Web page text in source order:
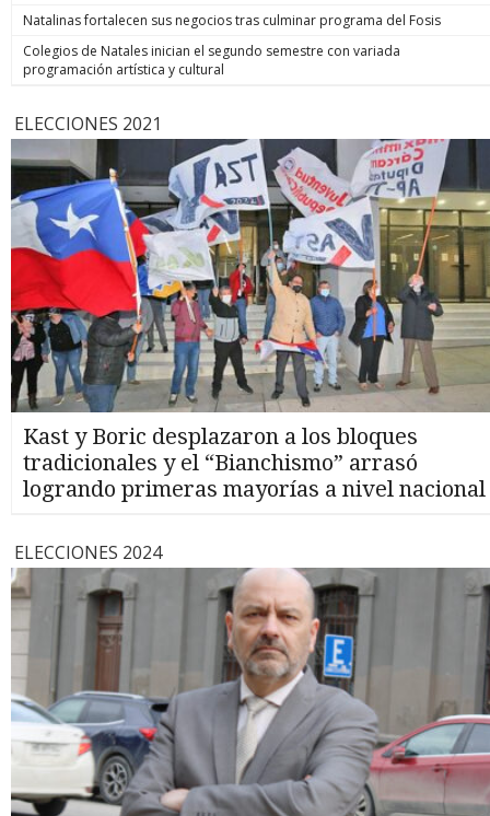
Natalinas fortalecen sus negocios tras culminar programa del Fosis
Colegios de Natales inician el segundo semestre con variada
programación artística y cultural
ELECCIONES 2021
Kast y Boric desplazaron a los bloques
tradicionales y el “Bianchismo” arrasó
logrando primeras mayorías a nivel nacional
ELECCIONES 2024